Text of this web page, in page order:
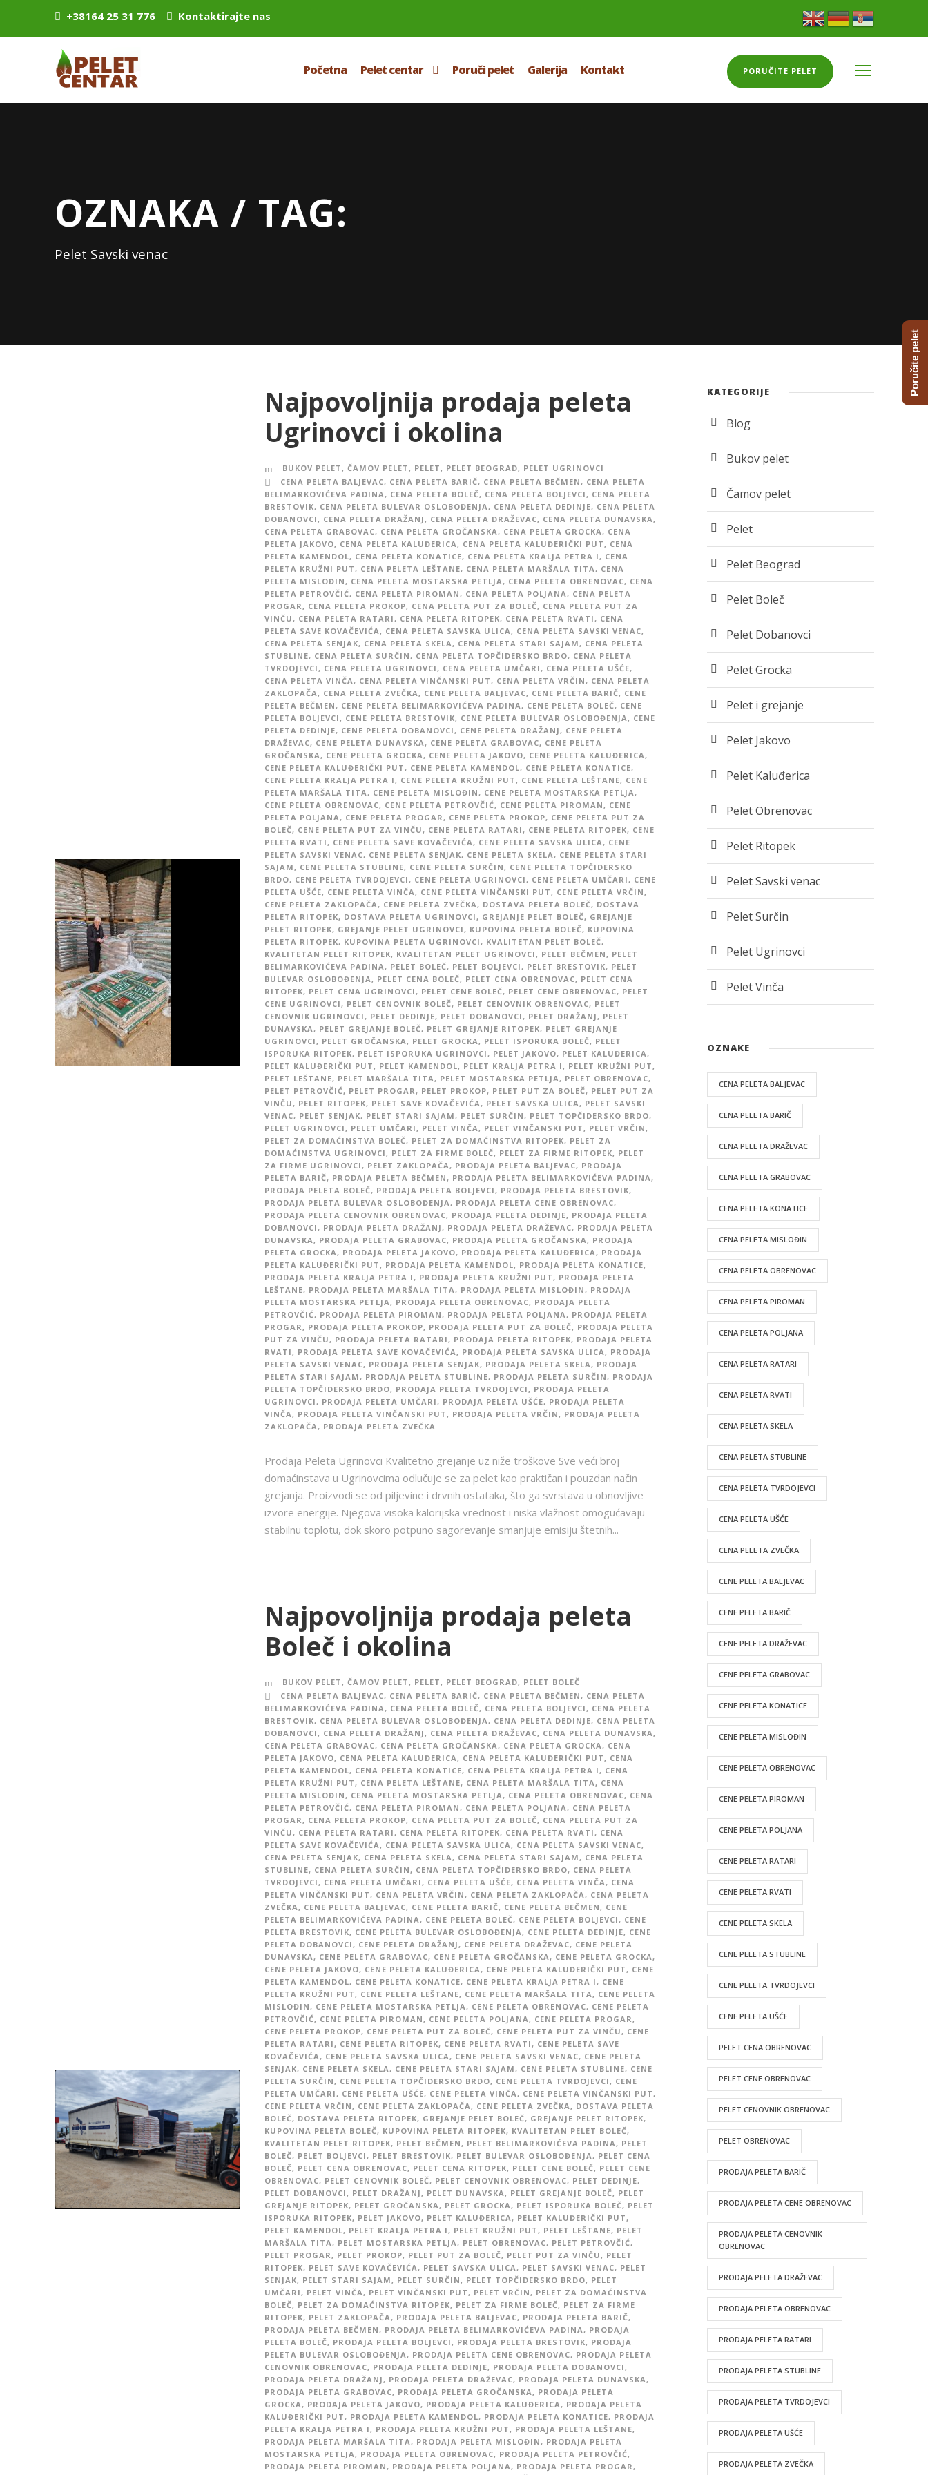
+38164 25 31 776 Kontaktirajte nas
Početna Pelet centar Poruči pelet Galerija Kontakt PORUČITE PELET
OZNAKA / TAG:
Pelet Savski venac
Najpovoljnija prodaja peleta
Ugrinovci i okolina
BUKOV PELET, ČAMOV PELET, PELET, PELET BEOGRAD, PELET UGRINOVCI
CENA PELETA BALJEVAC, CENA PELETA BARIČ, CENA PELETA BEČMEN, CENA PELETA
BELIMARKOVIĆEVA PADINA, CENA PELETA BOLEČ, CENA PELETA BOLJEVCI, CENA PELETA
BRESTOVIK, CENA PELETA BULEVAR OSLOBOĐENJA, CENA PELETA DEDINJE, CENA PELETA
DOBANOVCI, CENA PELETA DRAŽANJ, CENA PELETA DRAŽEVAC, CENA PELETA DUNAVSKA,
CENA PELETA GRABOVAC, CENA PELETA GROČANSKA, CENA PELETA GROCKA, CENA
PELETA JAKOVO, CENA PELETA KALUĐERICA, CENA PELETA KALUĐERIČKI PUT, CENA
PELETA KAMENDOL, CENA PELETA KONATICE, CENA PELETA KRALJA PETRA I, CENA
PELETA KRUŽNI PUT, CENA PELETA LEŠTANE, CENA PELETA MARŠALA TITA, CENA
PELETA MISLOĐIN, CENA PELETA MOSTARSKA PETLJA, CENA PELETA OBRENOVAC, CENA
PELETA PETROVČIĆ, CENA PELETA PIROMAN, CENA PELETA POLJANA, CENA PELETA
PROGAR, CENA PELETA PROKOP, CENA PELETA PUT ZA BOLEČ, CENA PELETA PUT ZA
VINČU, CENA PELETA RATARI, CENA PELETA RITOPEK, CENA PELETA RVATI, CENA
PELETA SAVE KOVAČEVIĆA, CENA PELETA SAVSKA ULICA, CENA PELETA SAVSKI VENAC,
CENA PELETA SENJAK, CENA PELETA SKELA, CENA PELETA STARI SAJAM, CENA PELETA
STUBLINE, CENA PELETA SURČIN, CENA PELETA TOPČIDERSKO BRDO, CENA PELETA
TVRDOJEVCI, CENA PELETA UGRINOVCI, CENA PELETA UMČARI, CENA PELETA UŠĆE,
CENA PELETA VINČA, CENA PELETA VINČANSKI PUT, CENA PELETA VRČIN, CENA PELETA
ZAKLOPAČA, CENA PELETA ZVEČKA, CENE PELETA BALJEVAC, CENE PELETA BARIČ, CENE
PELETA BEČMEN, CENE PELETA BELIMARKOVIĆEVA PADINA, CENE PELETA BOLEČ, CENE
PELETA BOLJEVCI, CENE PELETA BRESTOVIK, CENE PELETA BULEVAR OSLOBOĐENJA, CENE
PELETA DEDINJE, CENE PELETA DOBANOVCI, CENE PELETA DRAŽANJ, CENE PELETA
DRAŽEVAC, CENE PELETA DUNAVSKA, CENE PELETA GRABOVAC, CENE PELETA
GROČANSKA, CENE PELETA GROCKA, CENE PELETA JAKOVO, CENE PELETA KALUĐERICA,
CENE PELETA KALUĐERIČKI PUT, CENE PELETA KAMENDOL, CENE PELETA KONATICE,
CENE PELETA KRALJA PETRA I, CENE PELETA KRUŽNI PUT, CENE PELETA LEŠTANE, CENE
PELETA MARŠALA TITA, CENE PELETA MISLOĐIN, CENE PELETA MOSTARSKA PETLJA,
CENE PELETA OBRENOVAC, CENE PELETA PETROVČIĆ, CENE PELETA PIROMAN, CENE
PELETA POLJANA, CENE PELETA PROGAR, CENE PELETA PROKOP, CENE PELETA PUT ZA
BOLEČ, CENE PELETA PUT ZA VINČU, CENE PELETA RATARI, CENE PELETA RITOPEK, CENE
PELETA RVATI, CENE PELETA SAVE KOVAČEVIĆA, CENE PELETA SAVSKA ULICA, CENE
PELETA SAVSKI VENAC, CENE PELETA SENJAK, CENE PELETA SKELA, CENE PELETA STARI
SAJAM, CENE PELETA STUBLINE, CENE PELETA SURČIN, CENE PELETA TOPČIDERSKO
BRDO, CENE PELETA TVRDOJEVCI, CENE PELETA UGRINOVCI, CENE PELETA UMČARI, CENE
PELETA UŠĆE, CENE PELETA VINČA, CENE PELETA VINČANSKI PUT, CENE PELETA VRČIN,
CENE PELETA ZAKLOPAČA, CENE PELETA ZVEČKA, DOSTAVA PELETA BOLEČ, DOSTAVA
PELETA RITOPEK, DOSTAVA PELETA UGRINOVCI, GREJANJE PELET BOLEČ, GREJANJE
PELET RITOPEK, GREJANJE PELET UGRINOVCI, KUPOVINA PELETA BOLEČ, KUPOVINA
PELETA RITOPEK, KUPOVINA PELETA UGRINOVCI, KVALITETAN PELET BOLEČ,
KVALITETAN PELET RITOPEK, KVALITETAN PELET UGRINOVCI, PELET BEČMEN, PELET
BELIMARKOVIĆEVA PADINA, PELET BOLEČ, PELET BOLJEVCI, PELET BRESTOVIK, PELET
BULEVAR OSLOBOĐENJA, PELET CENA BOLEČ, PELET CENA OBRENOVAC, PELET CENA
RITOPEK, PELET CENA UGRINOVCI, PELET CENE BOLEČ, PELET CENE OBRENOVAC, PELET
CENE UGRINOVCI, PELET CENOVNIK BOLEČ, PELET CENOVNIK OBRENOVAC, PELET
CENOVNIK UGRINOVCI, PELET DEDINJE, PELET DOBANOVCI, PELET DRAŽANJ, PELET
DUNAVSKA, PELET GREJANJE BOLEČ, PELET GREJANJE RITOPEK, PELET GREJANJE
UGRINOVCI, PELET GROČANSKA, PELET GROCKA, PELET ISPORUKA BOLEČ, PELET
ISPORUKA RITOPEK, PELET ISPORUKA UGRINOVCI, PELET JAKOVO, PELET KALUĐERICA,
PELET KALUĐERIČKI PUT, PELET KAMENDOL, PELET KRALJA PETRA I, PELET KRUŽNI PUT,
PELET LEŠTANE, PELET MARŠALA TITA, PELET MOSTARSKA PETLJA, PELET OBRENOVAC,
PELET PETROVČIĆ, PELET PROGAR, PELET PROKOP, PELET PUT ZA BOLEČ, PELET PUT ZA
VINČU, PELET RITOPEK, PELET SAVE KOVAČEVIĆA, PELET SAVSKA ULICA, PELET SAVSKI
VENAC, PELET SENJAK, PELET STARI SAJAM, PELET SURČIN, PELET TOPČIDERSKO BRDO,
PELET UGRINOVCI, PELET UMČARI, PELET VINČA, PELET VINČANSKI PUT, PELET VRČIN,
PELET ZA DOMAĆINSTVA BOLEČ, PELET ZA DOMAĆINSTVA RITOPEK, PELET ZA
DOMAĆINSTVA UGRINOVCI, PELET ZA FIRME BOLEČ, PELET ZA FIRME RITOPEK, PELET
ZA FIRME UGRINOVCI, PELET ZAKLOPAČA, PRODAJA PELETA BALJEVAC, PRODAJA
PELETA BARIČ, PRODAJA PELETA BEČMEN, PRODAJA PELETA BELIMARKOVIĆEVA PADINA,
PRODAJA PELETA BOLEČ, PRODAJA PELETA BOLJEVCI, PRODAJA PELETA BRESTOVIK,
PRODAJA PELETA BULEVAR OSLOBOĐENJA, PRODAJA PELETA CENE OBRENOVAC,
PRODAJA PELETA CENOVNIK OBRENOVAC, PRODAJA PELETA DEDINJE, PRODAJA PELETA
DOBANOVCI, PRODAJA PELETA DRAŽANJ, PRODAJA PELETA DRAŽEVAC, PRODAJA PELETA
DUNAVSKA, PRODAJA PELETA GRABOVAC, PRODAJA PELETA GROČANSKA, PRODAJA
PELETA GROCKA, PRODAJA PELETA JAKOVO, PRODAJA PELETA KALUĐERICA, PRODAJA
PELETA KALUĐERIČKI PUT, PRODAJA PELETA KAMENDOL, PRODAJA PELETA KONATICE,
PRODAJA PELETA KRALJA PETRA I, PRODAJA PELETA KRUŽNI PUT, PRODAJA PELETA
LEŠTANE, PRODAJA PELETA MARŠALA TITA, PRODAJA PELETA MISLOĐIN, PRODAJA
PELETA MOSTARSKA PETLJA, PRODAJA PELETA OBRENOVAC, PRODAJA PELETA
PETROVČIĆ, PRODAJA PELETA PIROMAN, PRODAJA PELETA POLJANA, PRODAJA PELETA
PROGAR, PRODAJA PELETA PROKOP, PRODAJA PELETA PUT ZA BOLEČ, PRODAJA PELETA
PUT ZA VINČU, PRODAJA PELETA RATARI, PRODAJA PELETA RITOPEK, PRODAJA PELETA
RVATI, PRODAJA PELETA SAVE KOVAČEVIĆA, PRODAJA PELETA SAVSKA ULICA, PRODAJA
PELETA SAVSKI VENAC, PRODAJA PELETA SENJAK, PRODAJA PELETA SKELA, PRODAJA
PELETA STARI SAJAM, PRODAJA PELETA STUBLINE, PRODAJA PELETA SURČIN, PRODAJA
PELETA TOPČIDERSKO BRDO, PRODAJA PELETA TVRDOJEVCI, PRODAJA PELETA
UGRINOVCI, PRODAJA PELETA UMČARI, PRODAJA PELETA UŠĆE, PRODAJA PELETA
VINČA, PRODAJA PELETA VINČANSKI PUT, PRODAJA PELETA VRČIN, PRODAJA PELETA
ZAKLOPAČA, PRODAJA PELETA ZVEČKA
Prodaja Peleta Ugrinovci Kvalitetno grejanje uz niže troškove Sve veći broj
domaćinstava u Ugrinovcima odlučuje se za pelet kao praktičan i pouzdan način
grejanja. Proizvodi se od piljevine i drvnih ostataka, što ga svrstava u obnovljive
izvore energije. Njegova visoka kalorijska vrednost i niska vlažnost omogućavaju
stabilnu toplotu, dok skoro potpuno sagorevanje smanjuje emisiju štetnih...
Najpovoljnija prodaja peleta
Boleč i okolina
BUKOV PELET, ČAMOV PELET, PELET, PELET BEOGRAD, PELET BOLEČ
CENA PELETA BALJEVAC, CENA PELETA BARIČ, CENA PELETA BEČMEN, CENA PELETA
BELIMARKOVIĆEVA PADINA, CENA PELETA BOLEČ, CENA PELETA BOLJEVCI, CENA PELETA
BRESTOVIK, CENA PELETA BULEVAR OSLOBOĐENJA, CENA PELETA DEDINJE, CENA PELETA
DOBANOVCI, CENA PELETA DRAŽANJ, CENA PELETA DRAŽEVAC, CENA PELETA DUNAVSKA,
CENA PELETA GRABOVAC, CENA PELETA GROČANSKA, CENA PELETA GROCKA, CENA
PELETA JAKOVO, CENA PELETA KALUĐERICA, CENA PELETA KALUĐERIČKI PUT, CENA
PELETA KAMENDOL, CENA PELETA KONATICE, CENA PELETA KRALJA PETRA I, CENA
PELETA KRUŽNI PUT, CENA PELETA LEŠTANE, CENA PELETA MARŠALA TITA, CENA
PELETA MISLOĐIN, CENA PELETA MOSTARSKA PETLJA, CENA PELETA OBRENOVAC, CENA
PELETA PETROVČIĆ, CENA PELETA PIROMAN, CENA PELETA POLJANA, CENA PELETA
PROGAR, CENA PELETA PROKOP, CENA PELETA PUT ZA BOLEČ, CENA PELETA PUT ZA
VINČU, CENA PELETA RATARI, CENA PELETA RITOPEK, CENA PELETA RVATI, CENA
PELETA SAVE KOVAČEVIĆA, CENA PELETA SAVSKA ULICA, CENA PELETA SAVSKI VENAC,
CENA PELETA SENJAK, CENA PELETA SKELA, CENA PELETA STARI SAJAM, CENA PELETA
STUBLINE, CENA PELETA SURČIN, CENA PELETA TOPČIDERSKO BRDO, CENA PELETA
TVRDOJEVCI, CENA PELETA UMČARI, CENA PELETA UŠĆE, CENA PELETA VINČA, CENA
PELETA VINČANSKI PUT, CENA PELETA VRČIN, CENA PELETA ZAKLOPAČA, CENA PELETA
ZVEČKA, CENE PELETA BALJEVAC, CENE PELETA BARIČ, CENE PELETA BEČMEN, CENE
PELETA BELIMARKOVIĆEVA PADINA, CENE PELETA BOLEČ, CENE PELETA BOLJEVCI, CENE
PELETA BRESTOVIK, CENE PELETA BULEVAR OSLOBOĐENJA, CENE PELETA DEDINJE, CENE
PELETA DOBANOVCI, CENE PELETA DRAŽANJ, CENE PELETA DRAŽEVAC, CENE PELETA
DUNAVSKA, CENE PELETA GRABOVAC, CENE PELETA GROČANSKA, CENE PELETA GROCKA,
CENE PELETA JAKOVO, CENE PELETA KALUĐERICA, CENE PELETA KALUĐERIČKI PUT, CENE
PELETA KAMENDOL, CENE PELETA KONATICE, CENE PELETA KRALJA PETRA I, CENE
PELETA KRUŽNI PUT, CENE PELETA LEŠTANE, CENE PELETA MARŠALA TITA, CENE PELETA
MISLOĐIN, CENE PELETA MOSTARSKA PETLJA, CENE PELETA OBRENOVAC, CENE PELETA
PETROVČIĆ, CENE PELETA PIROMAN, CENE PELETA POLJANA, CENE PELETA PROGAR,
CENE PELETA PROKOP, CENE PELETA PUT ZA BOLEČ, CENE PELETA PUT ZA VINČU, CENE
PELETA RATARI, CENE PELETA RITOPEK, CENE PELETA RVATI, CENE PELETA SAVE
KOVAČEVIĆA, CENE PELETA SAVSKA ULICA, CENE PELETA SAVSKI VENAC, CENE PELETA
SENJAK, CENE PELETA SKELA, CENE PELETA STARI SAJAM, CENE PELETA STUBLINE, CENE
PELETA SURČIN, CENE PELETA TOPČIDERSKO BRDO, CENE PELETA TVRDOJEVCI, CENE
PELETA UMČARI, CENE PELETA UŠĆE, CENE PELETA VINČA, CENE PELETA VINČANSKI PUT,
CENE PELETA VRČIN, CENE PELETA ZAKLOPAČA, CENE PELETA ZVEČKA, DOSTAVA PELETA
BOLEČ, DOSTAVA PELETA RITOPEK, GREJANJE PELET BOLEČ, GREJANJE PELET RITOPEK,
KUPOVINA PELETA BOLEČ, KUPOVINA PELETA RITOPEK, KVALITETAN PELET BOLEČ,
KVALITETAN PELET RITOPEK, PELET BEČMEN, PELET BELIMARKOVIĆEVA PADINA, PELET
BOLEČ, PELET BOLJEVCI, PELET BRESTOVIK, PELET BULEVAR OSLOBOĐENJA, PELET CENA
BOLEČ, PELET CENA OBRENOVAC, PELET CENA RITOPEK, PELET CENE BOLEČ, PELET CENE
OBRENOVAC, PELET CENOVNIK BOLEČ, PELET CENOVNIK OBRENOVAC, PELET DEDINJE,
PELET DOBANOVCI, PELET DRAŽANJ, PELET DUNAVSKA, PELET GREJANJE BOLEČ, PELET
GREJANJE RITOPEK, PELET GROČANSKA, PELET GROCKA, PELET ISPORUKA BOLEČ, PELET
ISPORUKA RITOPEK, PELET JAKOVO, PELET KALUĐERICA, PELET KALUĐERIČKI PUT,
PELET KAMENDOL, PELET KRALJA PETRA I, PELET KRUŽNI PUT, PELET LEŠTANE, PELET
MARŠALA TITA, PELET MOSTARSKA PETLJA, PELET OBRENOVAC, PELET PETROVČIĆ,
PELET PROGAR, PELET PROKOP, PELET PUT ZA BOLEČ, PELET PUT ZA VINČU, PELET
RITOPEK, PELET SAVE KOVAČEVIĆA, PELET SAVSKA ULICA, PELET SAVSKI VENAC, PELET
SENJAK, PELET STARI SAJAM, PELET SURČIN, PELET TOPČIDERSKO BRDO, PELET
UMČARI, PELET VINČA, PELET VINČANSKI PUT, PELET VRČIN, PELET ZA DOMAĆINSTVA
BOLEČ, PELET ZA DOMAĆINSTVA RITOPEK, PELET ZA FIRME BOLEČ, PELET ZA FIRME
RITOPEK, PELET ZAKLOPAČA, PRODAJA PELETA BALJEVAC, PRODAJA PELETA BARIČ,
PRODAJA PELETA BEČMEN, PRODAJA PELETA BELIMARKOVIĆEVA PADINA, PRODAJA
PELETA BOLEČ, PRODAJA PELETA BOLJEVCI, PRODAJA PELETA BRESTOVIK, PRODAJA
PELETA BULEVAR OSLOBOĐENJA, PRODAJA PELETA CENE OBRENOVAC, PRODAJA PELETA
CENOVNIK OBRENOVAC, PRODAJA PELETA DEDINJE, PRODAJA PELETA DOBANOVCI,
PRODAJA PELETA DRAŽANJ, PRODAJA PELETA DRAŽEVAC, PRODAJA PELETA DUNAVSKA,
PRODAJA PELETA GRABOVAC, PRODAJA PELETA GROČANSKA, PRODAJA PELETA
GROCKA, PRODAJA PELETA JAKOVO, PRODAJA PELETA KALUĐERICA, PRODAJA PELETA
KALUĐERIČKI PUT, PRODAJA PELETA KAMENDOL, PRODAJA PELETA KONATICE, PRODAJA
PELETA KRALJA PETRA I, PRODAJA PELETA KRUŽNI PUT, PRODAJA PELETA LEŠTANE,
PRODAJA PELETA MARŠALA TITA, PRODAJA PELETA MISLOĐIN, PRODAJA PELETA
MOSTARSKA PETLJA, PRODAJA PELETA OBRENOVAC, PRODAJA PELETA PETROVČIĆ,
PRODAJA PELETA PIROMAN, PRODAJA PELETA POLJANA, PRODAJA PELETA PROGAR,
KATEGORIJE
Blog
Bukov pelet
Čamov pelet
Pelet
Pelet Beograd
Pelet Boleč
Pelet Dobanovci
Pelet Grocka
Pelet i grejanje
Pelet Jakovo
Pelet Kaluđerica
Pelet Obrenovac
Pelet Ritopek
Pelet Savski venac
Pelet Surčin
Pelet Ugrinovci
Pelet Vinča
OZNAKE
CENA PELETA BALJEVAC
CENA PELETA BARIČ
CENA PELETA DRAŽEVAC
CENA PELETA GRABOVAC
CENA PELETA KONATICE
CENA PELETA MISLOĐIN
CENA PELETA OBRENOVAC
CENA PELETA PIROMAN
CENA PELETA POLJANA
CENA PELETA RATARI
CENA PELETA RVATI
CENA PELETA SKELA
CENA PELETA STUBLINE
CENA PELETA TVRDOJEVCI
CENA PELETA UŠĆE
CENA PELETA ZVEČKA
CENE PELETA BALJEVAC
CENE PELETA BARIČ
CENE PELETA DRAŽEVAC
CENE PELETA GRABOVAC
CENE PELETA KONATICE
CENE PELETA MISLOĐIN
CENE PELETA OBRENOVAC
CENE PELETA PIROMAN
CENE PELETA POLJANA
CENE PELETA RATARI
CENE PELETA RVATI
CENE PELETA SKELA
CENE PELETA STUBLINE
CENE PELETA TVRDOJEVCI
CENE PELETA UŠĆE
PELET CENA OBRENOVAC
PELET CENE OBRENOVAC
PELET CENOVNIK OBRENOVAC
PELET OBRENOVAC
PRODAJA PELETA BARIČ
PRODAJA PELETA CENE OBRENOVAC
PRODAJA PELETA CENOVNIK
OBRENOVAC
PRODAJA PELETA DRAŽEVAC
PRODAJA PELETA OBRENOVAC
PRODAJA PELETA RATARI
PRODAJA PELETA STUBLINE
PRODAJA PELETA TVRDOJEVCI
PRODAJA PELETA UŠĆE
PRODAJA PELETA ZVEČKA
Poručite pelet